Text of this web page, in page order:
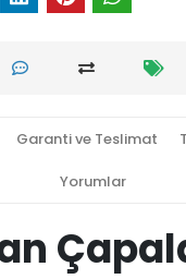
Garanti ve Teslimat
Yorumlar